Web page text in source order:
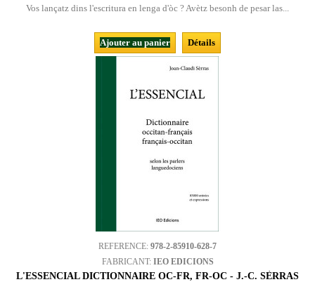
Vos lançatz dins l'escritura en lenga d'òc ? Avètz besonh de pesar las...
Ajouter au panier Détails
REFERENCE: 978-2-85910-628-7
FABRICANT: IEO EDICIONS
L'ESSENCIAL DICTIONNAIRE OC-FR, FR-OC - J.-C. SÈRRAS